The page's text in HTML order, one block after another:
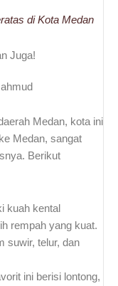
di Kota Medan
Juga!
Medan, kota ini
Medan, sangat
Berikut
kuah kental
rempah yang kuat.
suwir, telur, dan
ini berisi lontong,